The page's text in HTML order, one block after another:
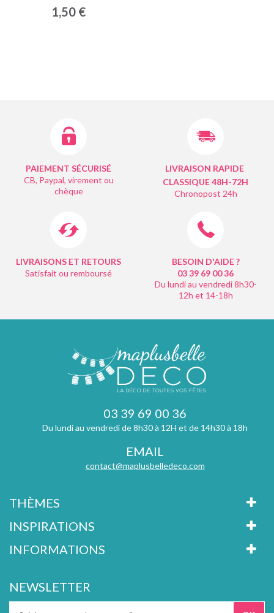
1,50 €
PAIEMENT SÉCURISÉ
CB, Paypal, virement ou
chèque
LIVRAISON RAPIDE
CLASSIQUE 48H-72H
Chronopost 24h
LIVRAISONS ET RETOURS
Satisfait ou remboursé
BESOIN D'AIDE ?
03 39 69 0036
Du lundi au vendredi 8h30-
12h et 14-18h
03 39 69 00 36
Du lundi au vendredi de 8h30 à 12H et de 14h30 à 18h
EMAIL
contact@maplusbelledeco.com
THÈMES
INSPIRATIONS
INFORMATIONS
NEWSLETTER